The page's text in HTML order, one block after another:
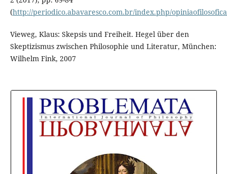
(http://periodico.abavaresco.com.br/index.php/
Vieweg, Klaus: Skepsis und Freiheit. Hegel über den
Skeptizismus zwischen Philosophie und Literatur, München:
Wilhelm Fink, 2007